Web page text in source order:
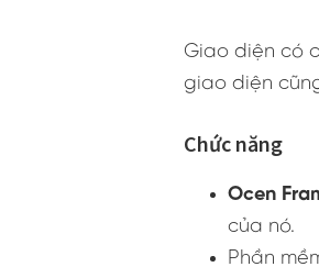
Giao diện có
giao diện
Chức năng
Ocen
của nó.
Phần